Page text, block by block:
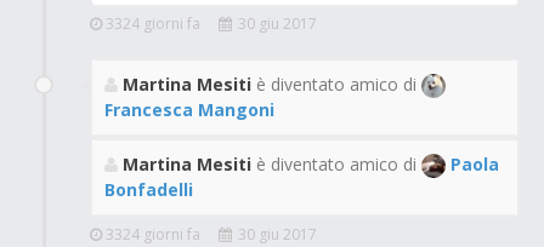
3324 giorni fa
30 giu 2017
Martina Mesiti è diventato amico di
Francesca Mangoni
Martina Mesiti è diventato amico di
Paola
Bonfadelli
3324 giorni fa 30 giu 2017